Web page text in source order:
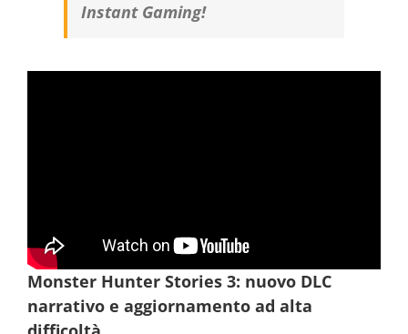
Instant Gaming!
Monster Hunter Stories 3: nuovo DLC
narrativo e aggiornamento ad alta